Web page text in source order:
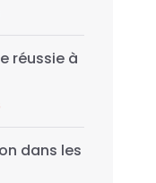
réussie à
dans les